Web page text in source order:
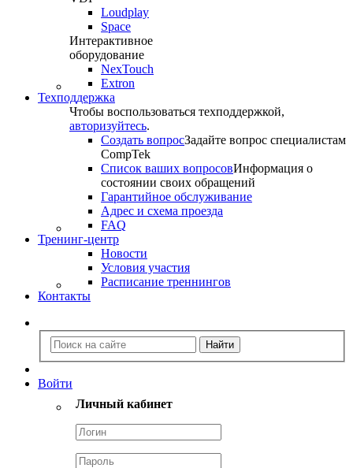
Loudplay
Space
Интерактивное
оборудование
NexTouch
Extron
Техподдержка
Чтобы воспользоваться техподдержкой,
авторизуйтесь.
Создать вопросЗадайте вопрос специалистам
CompTek
Список ваших вопросовИнформация о
состоянии своих обращений
Гарантийное обслуживание
Адрес и схема проезда
FAQ
Тренинг-центр
Новости
Условия участия
Расписание треннингов
Контакты
Войти
Личный кабинет